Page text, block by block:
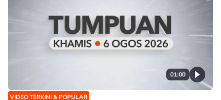
01:00
VIDEO TERKINI & POPULAR